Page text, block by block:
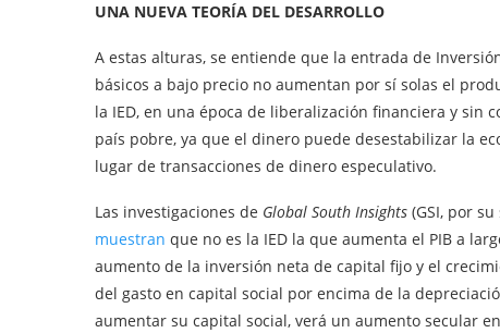
UNA NUEVA TEORÍA DEL DESARROLLO
A estas alturas, se entiende que la entrada de
básicos a bajo precio no aumentan por sí solas el
la IED, en una época de liberalización financiera y sin
país pobre, ya que el dinero puede desestabilizar la
lugar de transacciones de dinero especulativo.
Las investigaciones de Global South Insights (GSI, por
muestran que no es la IED la que aumenta el PIB a
aumento de la inversión neta de capital fijo y el
del gasto en capital social por encima de la
aumentar su capital social, verá un aumento secular